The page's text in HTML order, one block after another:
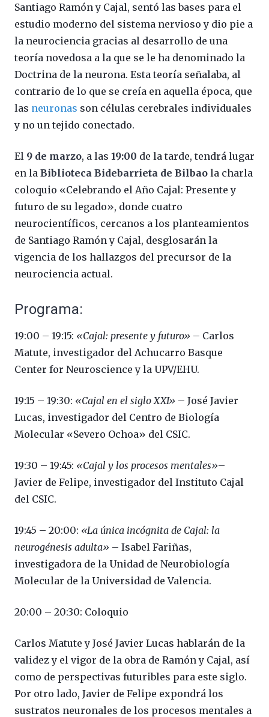
Santiago Ramón y Cajal, sentó las bases para el
estudio moderno del sistema nervioso y dio pie a
la neurociencia gracias al desarrollo de una
teoría novedosa a la que se le ha denominado la
Doctrina de la neurona. Esta teoría señalaba, al
contrario de lo que se creía en aquella época, que
las neuronas son células cerebrales individuales
y no un tejido conectado.
El 9 de marzo, a las 19:00 de la tarde, tendrá lugar
en la Biblioteca Bidebarrieta de Bilbao la charla
coloquio «Celebrando el Año Cajal: Presente y
futuro de su legado», donde cuatro
neurocientíficos, cercanos a los planteamientos
de Santiago Ramón y Cajal, desglosarán la
vigencia de los hallazgos del precursor de la
neurociencia actual.
Programa:
19:00 – 19:15: «Cajal: presente y futuro» – Carlos
Matute, investigador del Achucarro Basque
Center for Neuroscience y la UPV/EHU.
19:15 – 19:30: «Cajal en el siglo XXI» – José Javier
Lucas, investigador del Centro de Biología
Molecular «Severo Ochoa» del CSIC.
19:30 – 19:45: «Cajal y los procesos mentales»–
Javier de Felipe, investigador del Instituto Cajal
del CSIC.
19:45 – 20:00: «La única incógnita de Cajal: la
neurogénesis adulta» – Isabel Fariñas,
investigadora de la Unidad de Neurobiología
Molecular de la Universidad de Valencia.
20:00 – 20:30: Coloquio
Carlos Matute y José Javier Lucas hablarán de la
validez y el vigor de la obra de Ramón y Cajal, así
como de perspectivas futuribles para este siglo.
Por otro lado, Javier de Felipe expondrá los
sustratos neuronales de los procesos mentales a